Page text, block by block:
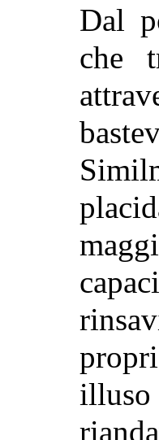
Dal
che
illuso